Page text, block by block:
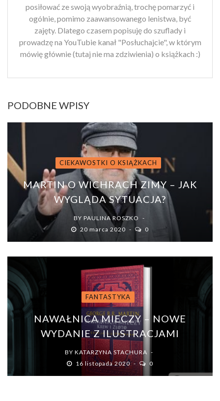
posiłować ze swoją wyobraźnią, trochę pomarzyć i
ogólnie, pomimo zaawansowanego lenistwa, być
zajęty. Dlatego czasem popisuję do szuflady i
prowadzę na YouTubie kanał "Posłuchajcie", w którym
mówię głównie (tutaj nie ma zdziwienia) o książkach :)
PODOBNE WPISY
CIEKAWOSTKI O KSIĄŻKACH
MARTIN O WICHRACH ZIMY – JAK
WYGLĄDA SYTUACJA?
BY PAULINA ROSZKO
20 marca 2020
0
FANTASTYKA
NAWAŁNICA MIECZY – NOWE
WYDANIE Z ILUSTRACJAMI
BY KATARZYNA STACHURA
16 listopada 2020
0